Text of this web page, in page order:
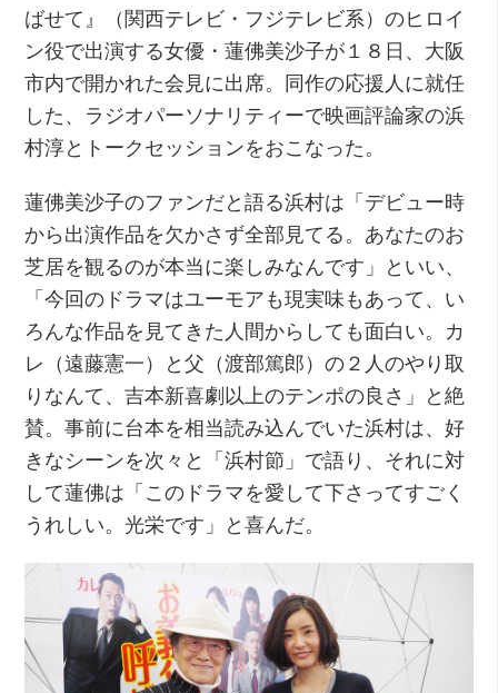
ばせて』（関西テレビ・フジテレビ系）のヒロイ
ン役で出演する女優・蓮佛美沙子が１８日、大阪
市内で開かれた会見に出席。同作の応援人に就任
した、ラジオパーソナリティーで映画評論家の浜
村淳とトークセッションをおこなった。
蓮佛美沙子のファンだと語る浜村は「デビュー時
から出演作品を欠かさず全部見てる。あなたのお
芝居を観るのが本当に楽しみなんです」といい、
「今回のドラマはユーモアも現実味もあって、い
ろんな作品を見てきた人間からしても面白い。カ
レ（遠藤憲一）と父（渡部篤郎）の２人のやり取
りなんて、吉本新喜劇以上のテンポの良さ」と絶
賛。事前に台本を相当読み込んでいた浜村は、好
きなシーンを次々と「浜村節」で語り、それに対
して蓮佛は「このドラマを愛して下さってすごく
うれしい。光栄です」と喜んだ。